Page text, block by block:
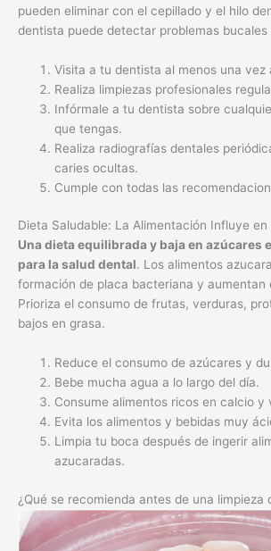
que tengas.
Realiza radiografías dentales
Cumple con todas las
Dieta Saludable: La Alimentación Influye en
Una dieta equilibrada y baja en azúcares
para la salud dental. Los alimentos
formación de placa bacteriana y aumentan
Prioriza el consumo de frutas, verduras,
Reduce el consumo de azúcares y
Bebe mucha agua a lo largo del día.
Consume alimentos ricos en calcio y
Evita los alimentos y bebidas muy
Limpia tu boca después de ingerir
¿Qué se recomienda antes de una limpieza